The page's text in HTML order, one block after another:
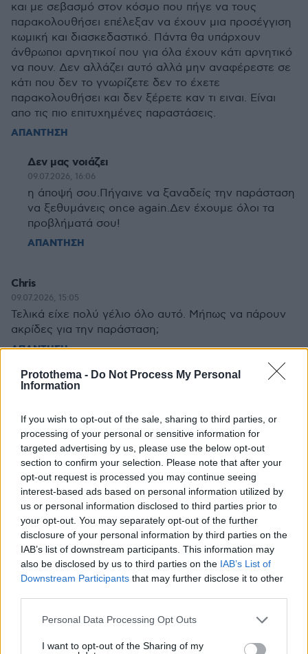
Protothema - Do Not Process My Personal
Information
If you wish to opt-out of the sale, sharing to third parties, or
processing of your personal or sensitive information for
targeted advertising by us, please use the below opt-out
section to confirm your selection. Please note that after your
opt-out request is processed you may continue seeing
interest-based ads based on personal information utilized by
us or personal information disclosed to third parties prior to
your opt-out. You may separately opt-out of the further
disclosure of your personal information by third parties on the
IAB’s list of downstream participants. This information may
also be disclosed by us to third parties on the IAB’s List of
Downstream Participants that may further disclose it to other
Please note that this website/app uses one or more Google
not limited to your visit or usage behaviour. You may click to
Personal Data Processing Opt Outs
I want to opt-out of the Sharing of my
και με σεβασμό στον κόσμο που πήγε να τους
παρακολουθήσει επέλεξαν να έχουν μια προσέγγιση
κωμική και διασκεδαστικό. Πάντα θα υπάρχουν
άνθρωποι αρνητικοί που για όλα έχουν κάτι αρνητικό
να πουν. Δεν αλλάζει αυτό αλλά μην αναφέρεστε σε
κάτι που δεν το γνωρίζετε δεν το έχετε
παρακολουθήσει και δεν ξέρετε καν τι ειναι. Είναι
απο τις πιο επιτυχημένες παραστάσεις.
ΑΠΑΝΤΗΣΗ
Δεν μας νοιάζει
09.07.2026, 16:06
η άποψή σου.Πήγαινε να ξαναδείς την παράσταση
να ξεθυμάνεις once again.Δεν έχουμε όλοι τα
προβλήματά σου!
ΑΠΑΝΤΗΣΗ
Chris
09.07.2026, 15:05
Τελικά είχε πολύ γέλιο όλο αυτό. Μήπως να πάρουν
ακρίδες για την παράσταση;
ΑΠΑΝΤΗΣΗ
μαρκετινγκ
ευκαιρία είναι να παίξει στις ειδήσεις, ώστε να
γεμίζουν στην περιοδεία. Καλή τους επιτυχία, αλλά
προσωπικά βρίσκω το έργο πολύ μέτριο ακόμα και για
το θέρος..
ΑΠΑΝΤΗΣΗ
Σαχλαμάρες
09.07.2026, 12:51
ΑΠΑΝΤΗΣΗ